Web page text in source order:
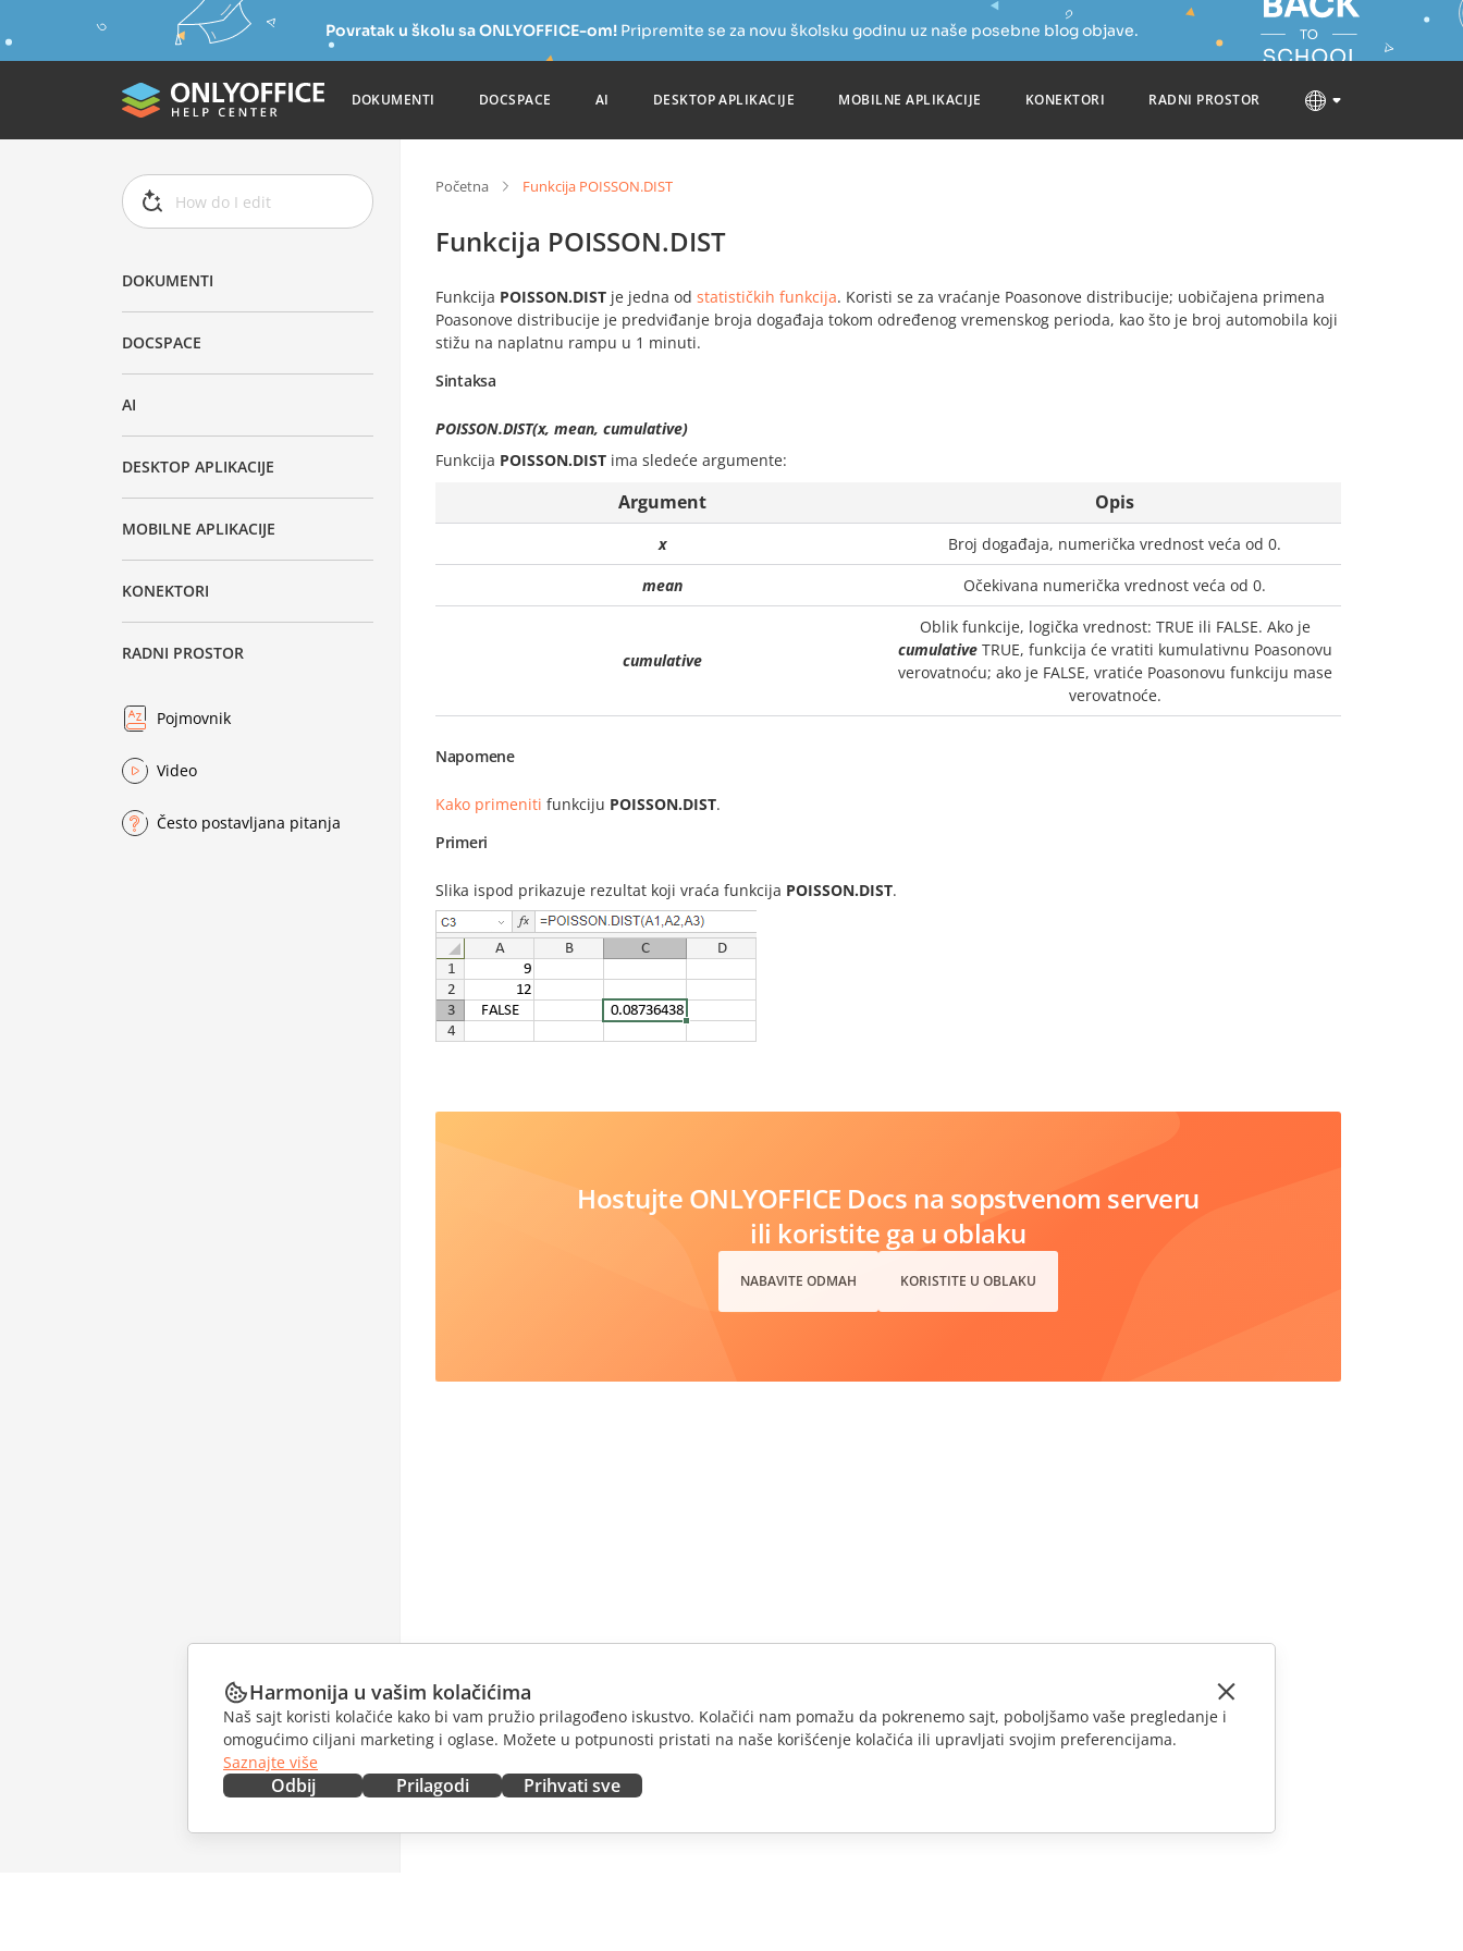
Povratak u školu sa ONLYOFFICE-om!Pripremite se za novu školsku godinu uz naše posebne blog objave.
DOKUMENTI DOCSPACE AI DESKTOP APLIKACIJE MOBILNE APLIKACIJE KONEKTORI RADNI PROSTOR
DOKUMENTI
DOCSPACE
AI
DESKTOP APLIKACIJE
MOBILNE APLIKACIJE
KONEKTORI
RADNI PROSTOR
Pojmovnik
Video
Često postavljana pitanja
Početna Funkcija POISSON.DIST
Funkcija POISSON.DIST
Funkcija POISSON.DIST je jedna od statističkih funkcija. Koristi se za vraćanje Poasonove distribucije; uobičajena primena
Poasonove distribucije je predviđanje broja događaja tokom određenog vremenskog perioda, kao što je broj automobila koji
stižu na naplatnu rampu u 1 minuti.
Sintaksa
POISSON.DIST(x, mean, cumulative)
Funkcija POISSON.DIST ima sledeće argumente:
Argument Opis
x
Broj događaja, numerička vrednost veća od 0.
mean
Očekivana numerička vrednost veća od 0.
cumulative
Oblik funkcije, logička vrednost: TRUE ili FALSE. Ako je
cumulativeTRUE, funkcija će vratiti kumulativnu Poasonovu
verovatnoću; ako je FALSE, vratiće Poasonovu funkciju mase
verovatnoće.
Napomene
Kako primeniti funkciju POISSON.DIST.
Primeri
Slika ispod prikazuje rezultat koji vraća funkcija POISSON.DIST.
Hostujte ONLYOFFICE Docs na sopstvenom serveru
ili koristite ga u oblaku
NABAVITE ODMAH KORISTITE U OBLAKU
Harmonija u vašim kolačićima
Naš sajt koristi kolačiće kako bi vam pružio prilagođeno iskustvo. Kolačići nam pomažu da pokrenemo sajt, poboljšamo vaše pregledanje i
omogućimo ciljani marketing i oglase. Možete u potpunosti pristati na naše korišćenje kolačića ili upravljati svojim preferencijama.
Saznajte više
Odbij Prilagodi Prihvati sve